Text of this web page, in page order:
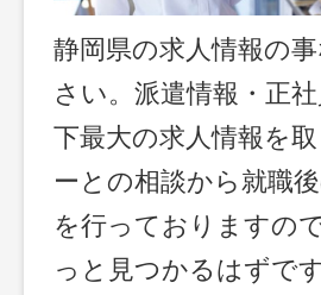
静岡県の求人情報の
さい。派遣情報・正
下最大の求人情報を
ーとの相談から就職
を行っておりますの
っと見つかるはずで